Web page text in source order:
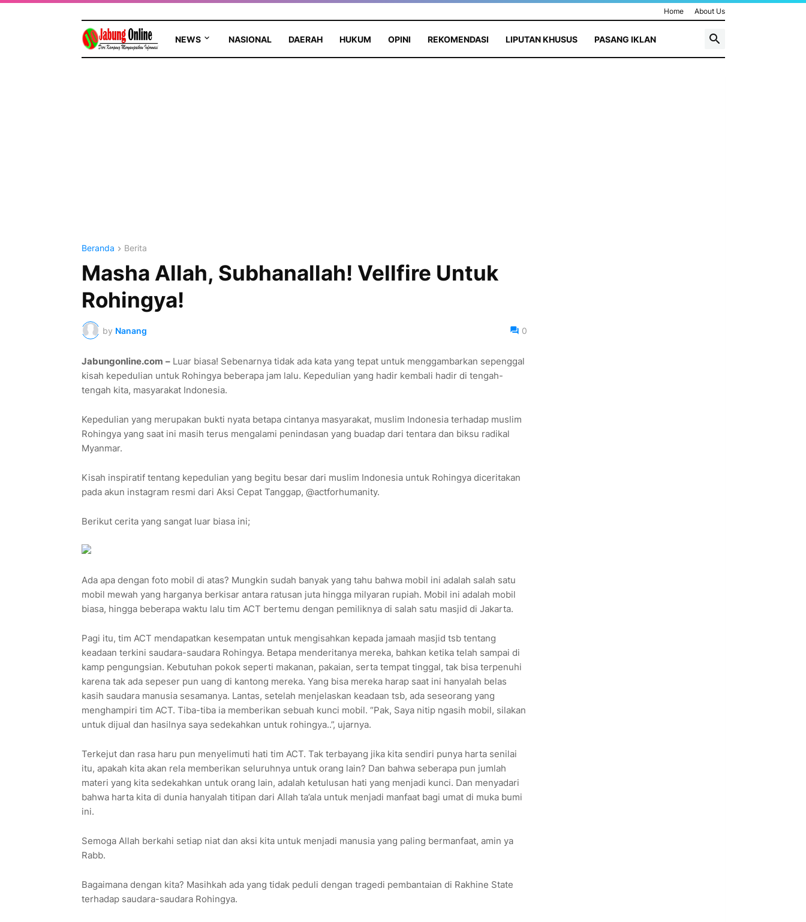
Home About Us
NEWS NASIONAL DAERAH HUKUM OPINI REKOMENDASI LIPUTAN KHUSUS PASANG IKLAN
Beranda Berita
Masha Allah, Subhanallah! Vellfire Untuk
Rohingya!
by Nanang 0
Jabungonline.com –Luar biasa! Sebenarnya tidak ada kata yang tepat untuk menggambarkan sepenggal
kisah kepedulian untuk Rohingya beberapa jam lalu. Kepedulian yang hadir kembali hadir di tengah-
tengah kita, masyarakat Indonesia.
Kepedulian yang merupakan bukti nyata betapa cintanya masyarakat, muslim Indonesia terhadap muslim
Rohingya yang saat ini masih terus mengalami penindasan yang buadap dari tentara dan biksu radikal
Myanmar.
Kisah inspiratif tentang kepedulian yang begitu besar dari muslim Indonesia untuk Rohingya diceritakan
pada akun instagram resmi dari Aksi Cepat Tanggap, @actforhumanity.
Berikut cerita yang sangat luar biasa ini;
Ada apa dengan foto mobil di atas? Mungkin sudah banyak yang tahu bahwa mobil ini adalah salah satu
mobil mewah yang harganya berkisar antara ratusan juta hingga milyaran rupiah. Mobil ini adalah mobil
biasa, hingga beberapa waktu lalu tim ACT bertemu dengan pemiliknya di salah satu masjid di Jakarta.
Pagi itu, tim ACT mendapatkan kesempatan untuk mengisahkan kepada jamaah masjid tsb tentang
keadaan terkini saudara-saudara Rohingya. Betapa menderitanya mereka, bahkan ketika telah sampai di
kamp pengungsian. Kebutuhan pokok seperti makanan, pakaian, serta tempat tinggal, tak bisa terpenuhi
karena tak ada sepeser pun uang di kantong mereka. Yang bisa mereka harap saat ini hanyalah belas
kasih saudara manusia sesamanya. Lantas, setelah menjelaskan keadaan tsb, ada seseorang yang
menghampiri tim ACT. Tiba-tiba ia memberikan sebuah kunci mobil. “Pak, Saya nitip ngasih mobil, silakan
untuk dijual dan hasilnya saya sedekahkan untuk rohingya..”, ujarnya.
Terkejut dan rasa haru pun menyelimuti hati tim ACT. Tak terbayang jika kita sendiri punya harta senilai
itu, apakah kita akan rela memberikan seluruhnya untuk orang lain? Dan bahwa seberapa pun jumlah
materi yang kita sedekahkan untuk orang lain, adalah ketulusan hati yang menjadi kunci. Dan menyadari
bahwa harta kita di dunia hanyalah titipan dari Allah ta’ala untuk menjadi manfaat bagi umat di muka bumi
ini.
Semoga Allah berkahi setiap niat dan aksi kita untuk menjadi manusia yang paling bermanfaat, amin ya
Rabb.
Bagaimana dengan kita? Masihkah ada yang tidak peduli dengan tragedi pembantaian di Rakhine State
terhadap saudara-saudara Rohingya.